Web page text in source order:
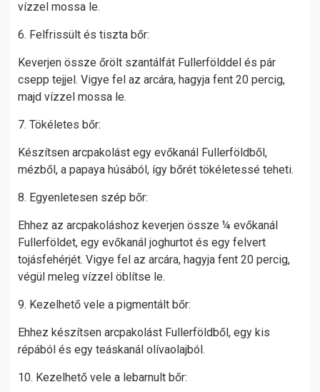
vízzel mossa le.
6. Felfrissült és tiszta bőr:
Keverjen össze őrölt szantálfát Fullerfölddel és pár
csepp tejjel. Vigye fel az arcára, hagyja fent 20 percig,
majd vízzel mossa le.
7. Tökéletes bőr:
Készítsen arcpakolást egy evőkanál Fullerföldből,
mézből, a papaya húsából, így bőrét tökéletessé teheti.
8. Egyenletesen szép bőr:
Ehhez az arcpakoláshoz keverjen össze ¼ evőkanál
Fullerföldet, egy evőkanál joghurtot és egy felvert
tojásfehérjét. Vigye fel az arcára, hagyja fent 20 percig,
végül meleg vízzel öblítse le.
9. Kezelhető vele a pigmentált bőr:
Ehhez készítsen arcpakolást Fullerföldből, egy kis
répából és egy teáskanál olívaolajból.
10. Kezelhető vele a lebarnult bőr: